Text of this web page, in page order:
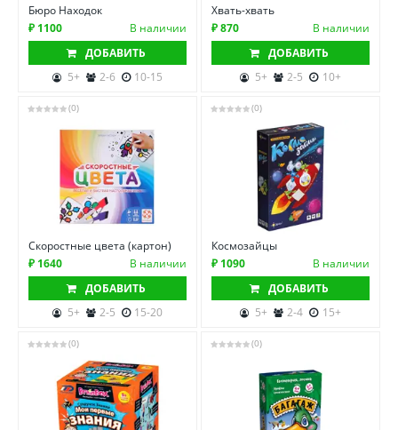
Бюро Находок
₽ 1100
В наличии
ДОБАВИТЬ
5+
2-6 10-15
Хвать-хвать
₽ 870
В наличии
ДОБАВИТЬ
5+
2-5 10+
(0)
Скоростные цвета (картон)
₽ 1640
В наличии
ДОБАВИТЬ
5+
2-5 15-20
(0)
Космозайцы
₽ 1090
В наличии
ДОБАВИТЬ
5+
2-4 15+
(0) (0)